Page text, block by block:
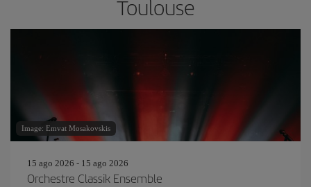
Toulouse
Image: Emvat Mosakovskis
15 ago 2026 - 15 ago 2026
Orchestre Classik Ensemble